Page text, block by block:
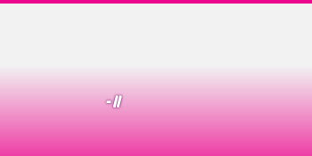
- //